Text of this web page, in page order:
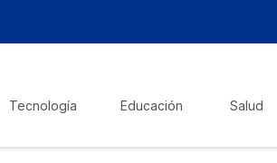
Tecnología Educación Salud